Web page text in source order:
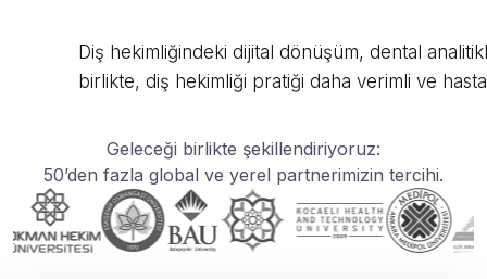
Diş hekimliğindeki dijital dönüşüm, dental
birlikte, diş hekimliği pratiği daha verimli ve
Geleceği birlikte şekillendiriyoruz:
50’den fazla global ve yerel partnerimizin tercihi.